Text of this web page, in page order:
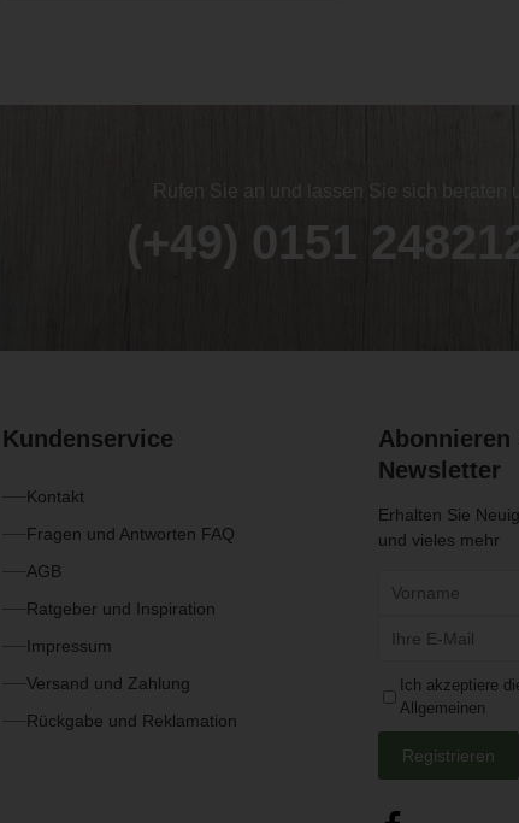
Rufen Sie an und lassen Sie sich beraten
(+49) 0151
Kundenservice
Kontakt
Fragen und Antworten FAQ
AGB
Ratgeber und Inspiration
Impressum
Versand und Zahlung
Rückgabe und Reklamation
Abonnieren
Newsletter
Erhalten Sie
und vieles mehr
Ich akzeptiere
Allgemeinen
Registrieren